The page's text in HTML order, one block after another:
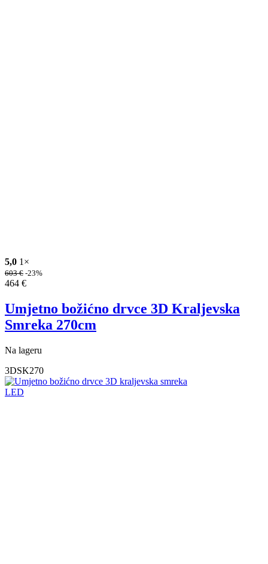
5,0 1×
603€ -23%
464 €
Umjetno božićno drvce 3D Kraljevska
Smreka 270cm
Na lageru
3DSK270